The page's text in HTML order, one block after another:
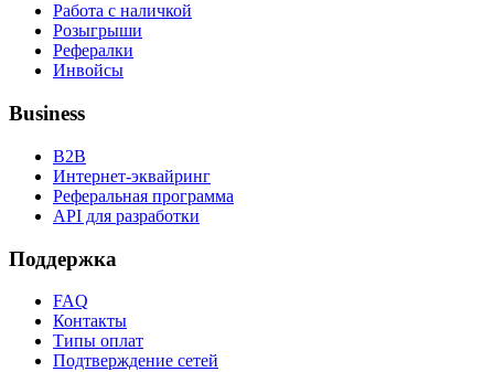
Работа с наличкой
Розыгрыши
Рефералки
Инвойсы
Business
B2B
Интернет-эквайринг
Реферальная программа
API для разработки
Поддержка
FAQ
Контакты
Типы оплат
Подтверждение сетей